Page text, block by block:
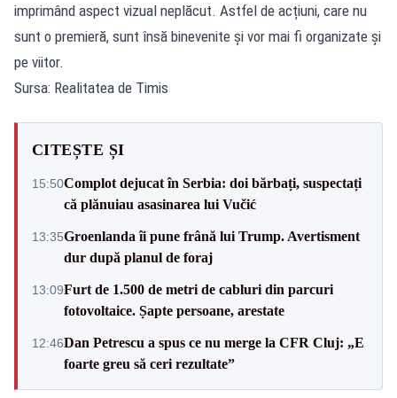
imprimând aspect vizual neplăcut. Astfel de acțiuni, care nu
sunt o premieră, sunt însă binevenite și vor mai fi organizate și
pe viitor.
Sursa: Realitatea de Timis
CITEȘTE ȘI
15:50Complot dejucat în Serbia: doi bărbați, suspectați
că plănuiau asasinarea lui Vučić
13:35Groenlanda îi pune frână lui Trump. Avertisment
dur după planul de foraj
13:09Furt de 1.500 de metri de cabluri din parcuri
fotovoltaice. Șapte persoane, arestate
12:46Dan Petrescu a spus ce nu merge la CFR Cluj: „E
foarte greu să ceri rezultate”